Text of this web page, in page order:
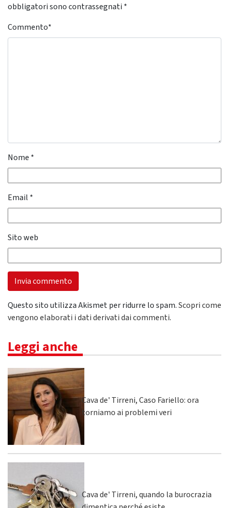
obbligatori sono contrassegnati *
Commento*
Nome *
Email *
Sito web
Questo sito utilizza Akismet per ridurre lo spam.Scopri come
vengono elaborati i dati derivati dai commenti.
Leggi anche
Cava de' Tirreni, Caso Fariello: ora
torniamo ai problemi veri
Cava de' Tirreni, quando la burocrazia